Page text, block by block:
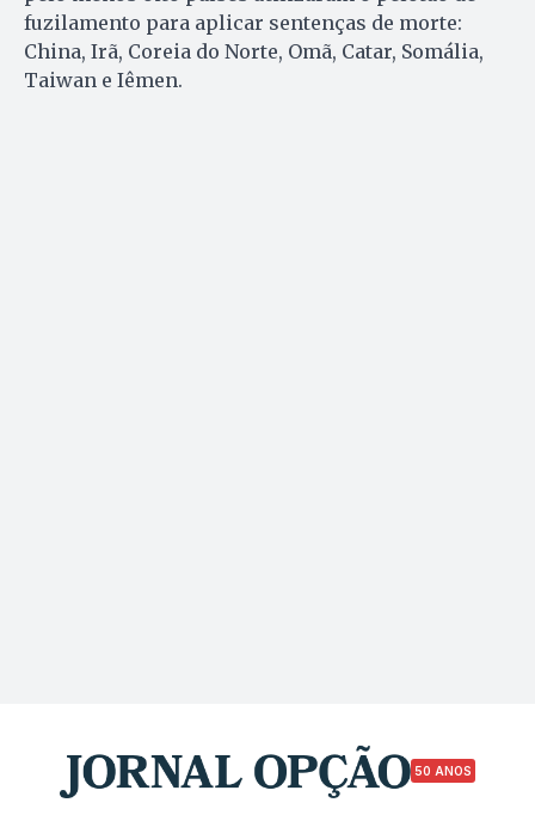
fuzilamento para aplicar sentenças de morte:
China, Irã, Coreia do Norte, Omã, Catar, Somália,
Taiwan e Iêmen.
50 ANOS